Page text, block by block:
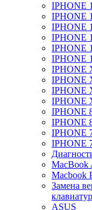
IPHONE
IPHONE
IPHONE
IPHONE
IPHONE
IPHONE
IPHONE
IPHONE
IPHONE
IPHONE
IPHONE
IPHONE
IPHONE
IPHONE
MacBook
Macbook
Замена
ASUS